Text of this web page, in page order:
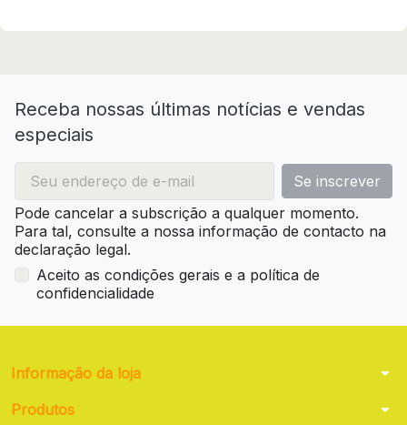
Receba nossas últimas notícias e vendas
especiais
Pode cancelar a subscrição a qualquer momento.
Para tal, consulte a nossa informação de contacto na
declaração legal.
Aceito as condições gerais e a política de
confidencialidade
Informação da loja arrow_drop_down
Produtos arrow_drop_down